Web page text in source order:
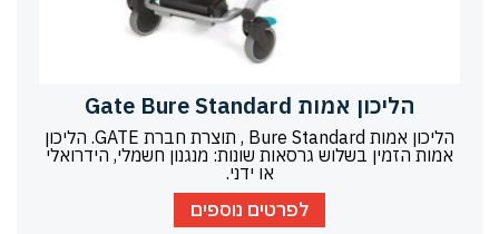
הליכון אמות Gate Bure Standard
הליכון אמות Bure Standard , תוצרת חברת GATE. הליכון
אמות הזמין בשלוש גרסאות שונות: מנגנון חשמלי, הידרואלי
או ידני.
לפרטים נוספים